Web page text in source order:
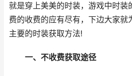
就是穿上美美的时装，游戏中时装
费的收费的应有尽有，下边大家就
主要的时装获取方法!
一、不收费获取途径